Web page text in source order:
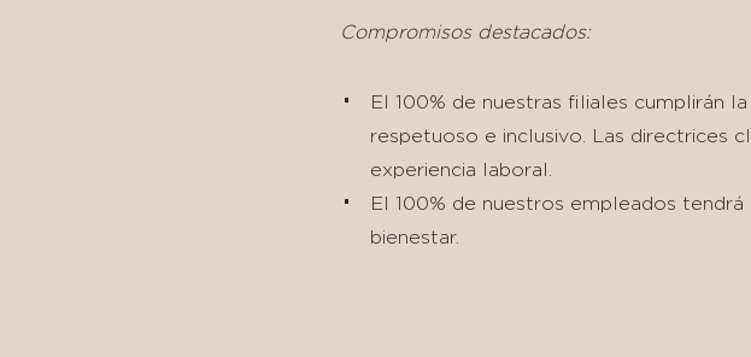
Compromisos destacados:
El 100% de nuestras filiales cumplirán
respetuoso e inclusivo. Las directrices
experiencia laboral.
El 100% de nuestros empleados
bienestar.